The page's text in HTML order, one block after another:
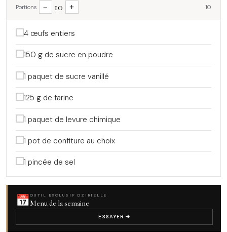
Portions − 10 + 10
4 œufs entiers
150 g de sucre en poudre
1 paquet de sucre vanillé
125 g de farine
1 paquet de levure chimique
1 pot de confiture au choix
1 pincée de sel
📅 OUTIL EXCLUSIF DZIRIELLE
Menu de la semaine
ESSAYER